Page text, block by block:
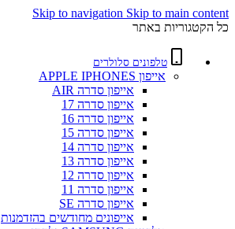
Skip to navigation Skip to main content
כל הקטגוריות באתר
טלפונים סלולרים
אייפון APPLE IPHONES
אייפון סדרה AIR
אייפון סדרה 17
אייפון סדרה 16
אייפון סדרה 15
אייפון סדרה 14
אייפון סדרה 13
אייפון סדרה 12
אייפון סדרה 11
אייפון סדרה SE
אייפונים מחודשים בהזדמנות